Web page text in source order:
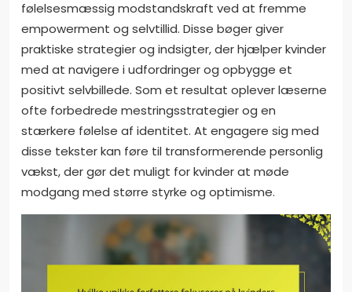
følelsesmæssig modstandskraft ved at fremme
empowerment og selvtillid. Disse bøger giver
praktiske strategier og indsigter, der hjælper kvinder
med at navigere i udfordringer og opbygge et
positivt selvbillede. Som et resultat oplever læserne
ofte forbedrede mestringsstrategier og en
stærkere følelse af identitet. At engagere sig med
disse tekster kan føre til transformerende personlig
vækst, der gør det muligt for kvinder at møde
modgang med større styrke og optimisme.